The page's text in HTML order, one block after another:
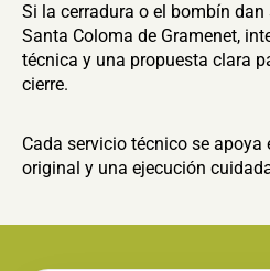
Si la cerradura o el bombín
Santa Coloma de Gramenet,
técnica y una propuesta clara
cierre.
Cada servicio técnico se
original y una ejecución